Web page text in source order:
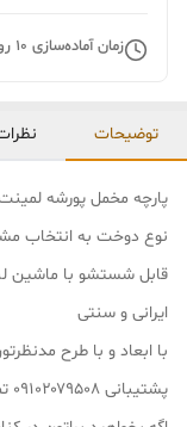
زمان آماده‌سازی 10
توضیحات
پارچه مخمل پورشه
نوع دوخت به انتخاب
قابل شستشو با ماشین
ایرانی و سنتی
با ابعاد و با طرح
پشتیبانی ۰۹۱۰۲۰۷۹۵۰۸ تماس بگیرید